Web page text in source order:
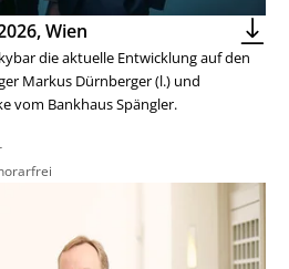
Wien
die aktuelle Entwicklung auf den
Markus Dürnberger (l.) und
vom Bankhaus Spängler.